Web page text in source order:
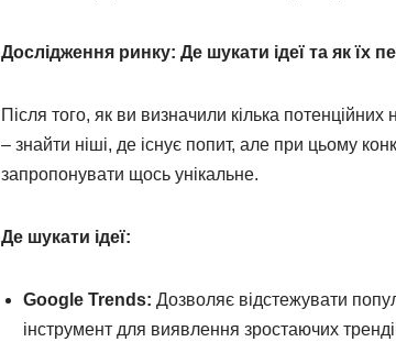
Дослідження ринку: Де шукати ідеї та як їх
Після того, як ви визначили кілька
– знайти ніші, де існує попит, але при цьому
запропонувати щось унікальне.
Де шукати ідеї:
Google Trends: Дозволяє відстежувати
інструмент для виявлення зростаючих